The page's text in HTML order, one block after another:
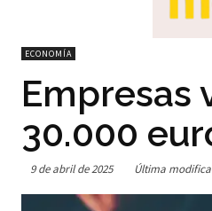
ECONOMÍA
Empresas
30.000
9 de abril de 2025 Última